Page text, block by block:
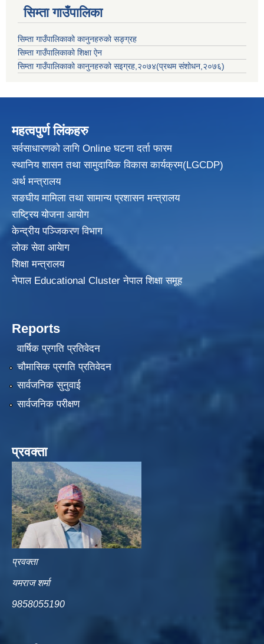
सिम्ता गाउँपालिका
सिम्ता गाउँपालिकाको कानुनहरुको सङ्ग्रह
सिम्ता गाउँपालिकाको शिक्षा ऐन
सिम्ता गाउँपालिकाको कानुनहरुको सइग्रह,२०७४(प्रथम संशोधन,२०७६)
महत्वपुर्ण लिंकहरु
सर्वसाधारणको लागि Online घटना दर्ता फारम
स्थानिय शासन तथा सामुदायिक विकासकार्यक्रम(LGCDP)
अर्थ मन्त्रालय
सङघीय मामिला तथा सामान्य प्रशासन मन्त्रालय
राष्ट्रिय योजना आयोग
केन्द्रीय पञ्जिकरण विभाग
लोक सेवा आयेाग
शिक्षा मन्त्रालय
नेपाल Educational Cluster नेपाल शिक्षा समूह
Reports
वार्षिक प्रगति प्रतिवेदन
चौमासिक प्रगति प्रतिवेदन
सार्वजनिक सुनुवाई
सार्वजनिक परीक्षण
प्रवक्ता
प्रवक्ता
यमराज शर्मा
9858055190